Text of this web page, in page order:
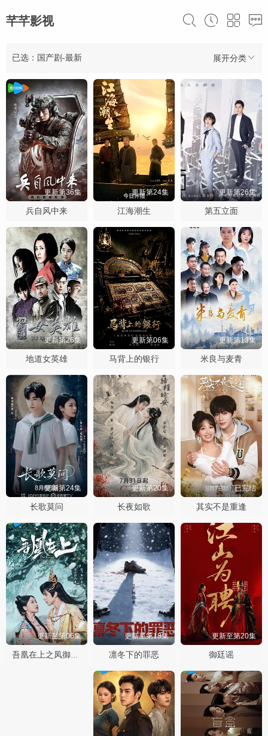
芊芊影视
展开分类
已选：国产剧-最新
更新第36集
兵自风中来
更新第24集
江海潮生
更新第26集
第五立面
更新第26集
地道女英雄
更新第06集
马背上的银行
更新第13集
米良与麦青
更新第24集
长歌莫问
更新第20集
长夜如歌
已完结
其实不是重逢
更新至第06集
吾凰在上之凤御四方
更新至第18集
凛冬下的罪恶
更新至第20集
御廷谣